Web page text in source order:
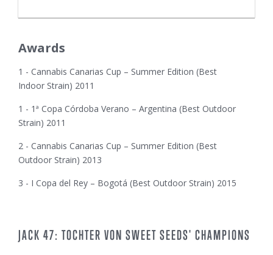
Awards
1 - Cannabis Canarias Cup – Summer Edition (Best
Indoor Strain) 2011
1 - 1ª Copa Córdoba Verano – Argentina (Best Outdoor
Strain) 2011
2 - Cannabis Canarias Cup – Summer Edition (Best
Outdoor Strain) 2013
3 - I Copa del Rey – Bogotá (Best Outdoor Strain) 2015
JACK 47: TOCHTER VON SWEET SEEDS' CHAMPIONS